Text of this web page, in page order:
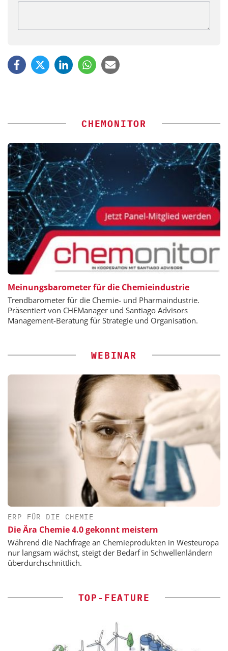
CHEMONITOR
Meinungsbarometer für die Chemieindustrie
Trendbarometer für die Chemie- und Pharmaindustrie.
Präsentiert von CHEManager und Santiago Advisors
Management-Beratung für Strategie und Organisation.
WEBINAR
ERP FÜR DIE CHEMIE
Die Ära Chemie 4.0 gekonnt meistern
Während die Nachfrage an Chemieprodukten in Westeuropa
nur langsam wächst, steigt der Bedarf in Schwellenländern
überdurchschnittlich.
TOP-FEATURE